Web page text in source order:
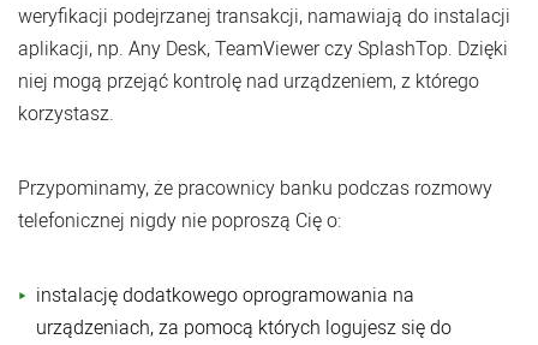
weryfikacji podejrzanej transakcji, namawiają do instalacji
aplikacji, np. Any Desk, TeamViewer czy SplashTop. Dzięki
niej mogą przejąć kontrolę nad urządzeniem, z którego
korzystasz.
Przypominamy, że pracownicy banku podczas rozmowy
telefonicznej nigdy nie poproszą Cię o:
instalację dodatkowego oprogramowania na
urządzeniach, za pomocą których logujesz się do